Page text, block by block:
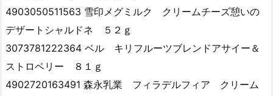
4903050511563 雪印メグミルク クリームチーズ憩いの
デザートシャルドネ ５２ｇ
3073781222364 ベル キリフルーツブレンドアサイー＆
ストロベリー ８１ｇ
4902720163491 森永乳業 フィラデルフィア クリーム